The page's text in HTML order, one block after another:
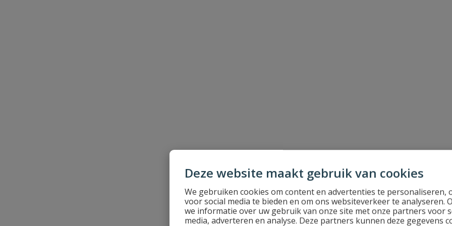
Deze website maakt gebruik van cookies
We gebruiken cookies om content en advertenties te personaliseren,
voor social media te bieden en om ons websiteverkeer te analyseren.
we informatie over uw gebruik van onze site met onze partners voor
media, adverteren en analyse. Deze partners kunnen deze gegevens